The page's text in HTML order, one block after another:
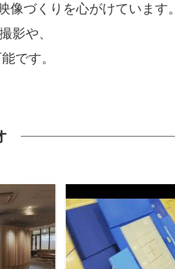
像づくりを心がけています。
影や、
です。